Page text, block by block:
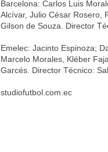
Barcelona: Carlos Luis
Alcívar, Julio César Rosero,
Gilson de Souza. Director
Emelec: Jacinto Espinoza;
Marcelo Morales, Kléber
Garcés. Director Técnico:
studiofutbol.com.ec